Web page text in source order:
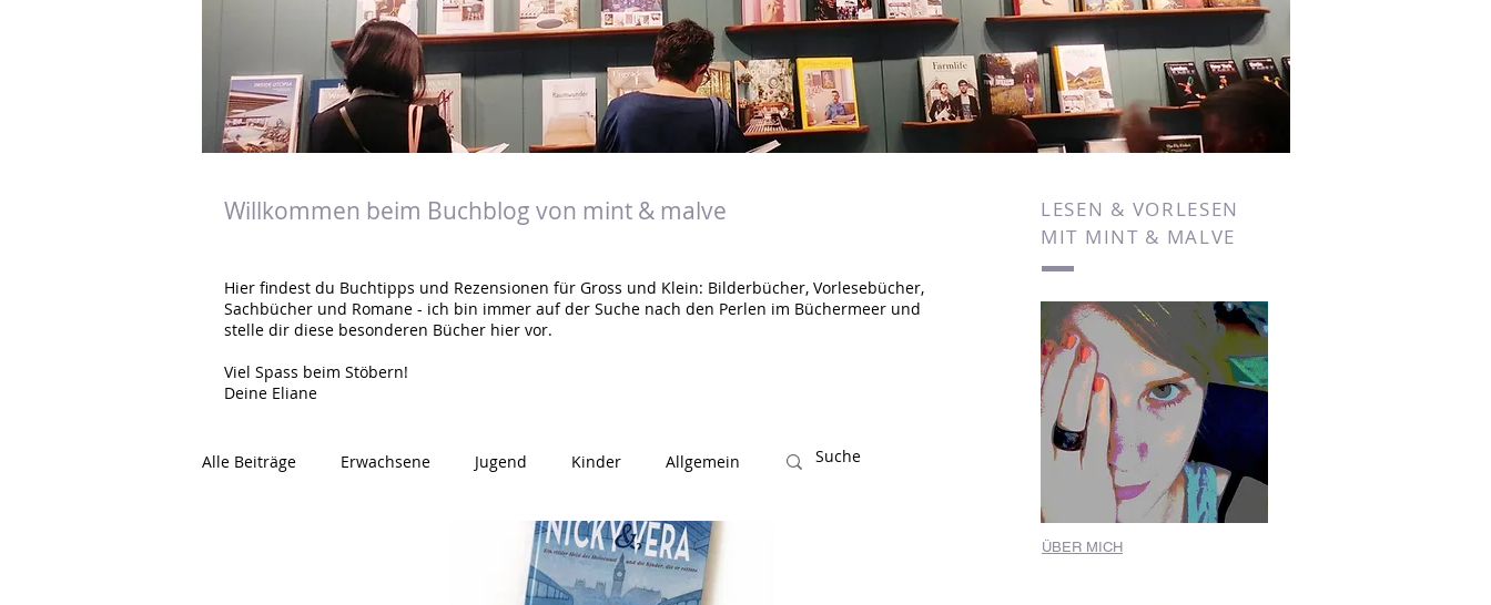
Willkommen beim Buchblog von mint & malve
LESEN & VORLESEN
MIT MINT & MALVE
Hier findest du Buchtipps und Rezensionen für Gross und Klein: Bilderbücher, Vorlesebücher,
Sachbücher und Romane - ich bin immer auf der Suche nach den Perlen im Büchermeer und
stelle dir diese besonderen Bücher hier vor.
Viel Spass beim Stöbern!
Deine Eliane
Alle Beiträge Erwachsene Jugend Kinder Allgemein
ÜBER MICH